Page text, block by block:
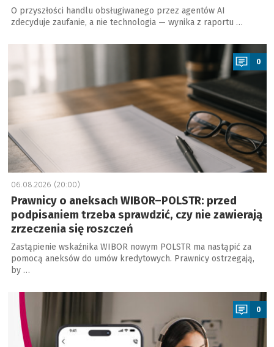
O przyszłości handlu obsługiwanego przez agentów AI
zdecyduje zaufanie, a nie technologia — wynika z raportu …
a
0
06.08.2026 (20:00)
Prawnicy o aneksach WIBOR–POLSTR: przed
podpisaniem trzeba sprawdzić, czy nie zawierają
zrzeczenia się roszczeń
Zastąpienie wskaźnika WIBOR nowym POLSTR ma nastąpić za
pomocą aneksów do umów kredytowych. Prawnicy ostrzegają,
by …
0